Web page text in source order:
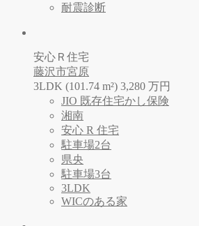
耐震診断
安心Ｒ住宅
藤沢市宮原
3LDK (101.74 m²) 3,280 万円
JIO 既存住宅かし保険
湘南
安心 R 住宅
駐車場2台
県央
駐車場3台
3LDK
WICのある家